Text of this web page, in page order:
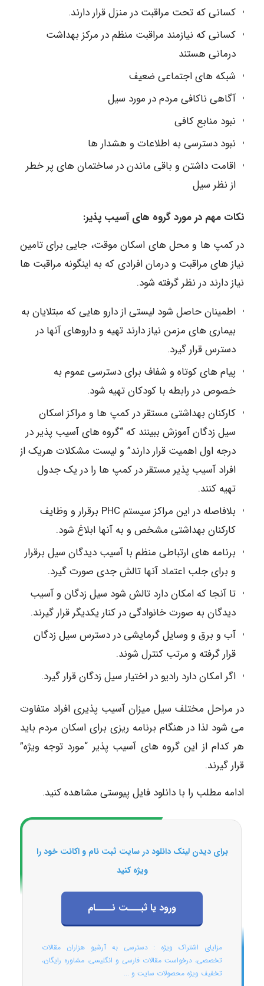
کسانی که تحت مراقبت در منزل قرار دارند.
کسانی که نیازمند مراقبت منظم در مرکز بهداشت
درمانی هستند
شبکه های اجتماعی ضعیف
آگاهی ناکافی مردم در مورد سیل
نبود منابع کافی
نبود دسترسی به اطلاعات و هشدار ها
اقامت داشتن و باقی ماندن در ساختمان های پر خطر
از نظر سیل
نکات مهم در مورد گروه های آسیب پذیر:
در کمپ ها و محل های اسکان موقت، جایی برای تامین
نیاز های مراقبت و درمان افرادی که به اینگونه مراقبت ها
نیاز دارند در نظر گرفته شود.
اطمینان حاصل شود لیستی از دارو هایی که مبتلایان به
بیماری های مزمن نیاز دارند تهیه و داروهای آنها در
دسترس قرار گیرد.
پیام های کوتاه و شفاف برای دسترسی عموم به
خصوص در رابطه با کودکان تهیه شود.
کارکنان بهداشتی مستقر در کمپ ها و مراکز اسکان
سیل زدگان آموزش ببینند که “گروه های آسیب پذیر در
درجه اول اهمیت قرار دارند” و لیست مشکلات هریک از
افراد آسیب پذیر مستقر در کمپ ها را در یک جدول
تهیه کنند.
بلافاصله در این مراکز سیستم PHC برقرار و وظایف
کارکنان بهداشتی مشخص و به آنها ابلاغ شود.
برنامه های ارتباطی منظم با آسیب دیدگان سیل برقرار
و برای جلب اعتماد آنها تالش جدی صورت گیرد.
تا آنجا که امکان دارد تالش شود سیل زدگان و آسیب
دیدگان به صورت خانوادگی در کنار یکدیگر قرار گیرند.
آب و برق و وسایل گرمایشی در دسترس سیل زدگان
قرار گرفته و مرتب کنترل شوند.
اگر امکان دارد رادیو در اختیار سیل زدگان قرار گیرد.
در مراحل مختلف سیل میزان آسیب پذیری افراد متفاوت
می شود لذا در هنگام برنامه ریزی برای اسکان مردم باید
هر کدام از این گروه های آسیب پذیر “مورد توجه ویژه”
قرار گیرند.
ادامه مطلب را با دانلود فایل پیوستی مشاهده کنید.
برای دیدن لینک دانلود در سایت ثبت نام و اکانت خود را
ویژه کنید
ورود یا ثبـــت نــــام
مزایای اشتراک ویژه : دسترسی به آرشیو هزاران مقالات
تخصصی، درخواست مقالات فارسی و انگلیسی، مشاوره رایگان،
تخفیف ویژه محصولات سایت و ...